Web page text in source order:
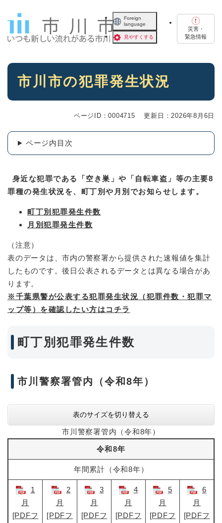
Foreign
language
見やすくする
災害・
緊急情報
本
市川市の犯罪発生状況
ページID：0004715 更新日：2026年8月6日
ページ内目次
身近な犯罪である「空き巣」や「自転車盗」等の主要8
罪種の発生状況を、町丁別や月別でお知らせします。
町丁別犯罪発生件数
月別犯罪発生件数
（注意）
表のデータは、市内の警察署から提供された速報値を集計
したものです。後日公表されるデータとは異なる場合があ
ります。
※千葉県警が公表する犯罪発生状況（犯罪件数・犯罪マ
ップ等）を確認したい方はコチラ
町丁別犯罪発生件数
市川警察署管内（令和8年）
表のサイズを切り替える
市川警察署管内（令和8年）
令和8年
年間累計（令和8年）
1
月
[PDFフ
2
月
[PDFフ
3
月
[PDFフ
4
月
[PDFフ
5
月
[PDFフ
6
月
[PDFフ